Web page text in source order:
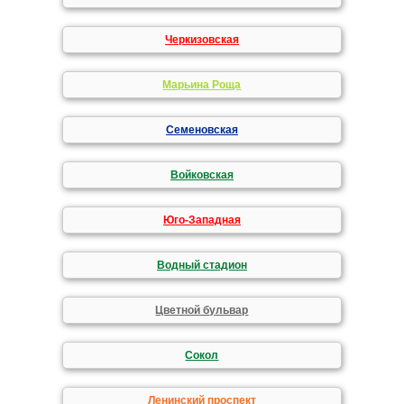
Черкизовская
Марьина Роща
Семеновская
Войковская
Юго-Западная
Водный стадион
Цветной бульвар
Сокол
Ленинский проспект